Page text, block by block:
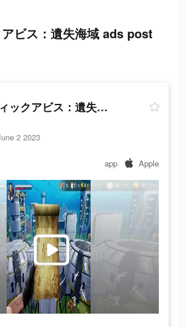
ビス：遺失海域 ads post
ミスティックアビス：遺失海域
2 2023
app Apple